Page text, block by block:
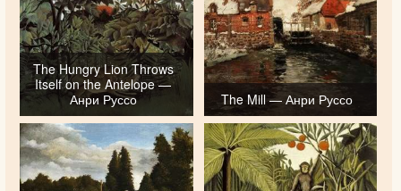
The Hungry Lion Throws
Itself on the Antelope —
Анри Руссо
The Mill — Анри Руссо